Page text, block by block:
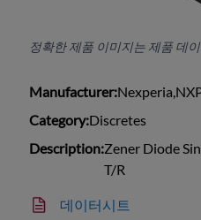
정확한 제품 이미지는 제품 데
Manufacturer:
Category:Discretes
Description:Zener Diode
T/R
데이터시트